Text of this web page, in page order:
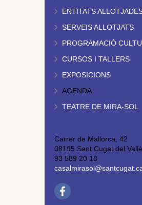
ENTITATS
SERVEIS ALLOTJATS
PROGRAMACIÓ
CURSOS I TALLERS
EXPOSICIONS
AGENDA
TEATRE DE MIRA-SOL
Carrer de Mallorca, 42
08195 Sant Cugat del
93 589 20 18